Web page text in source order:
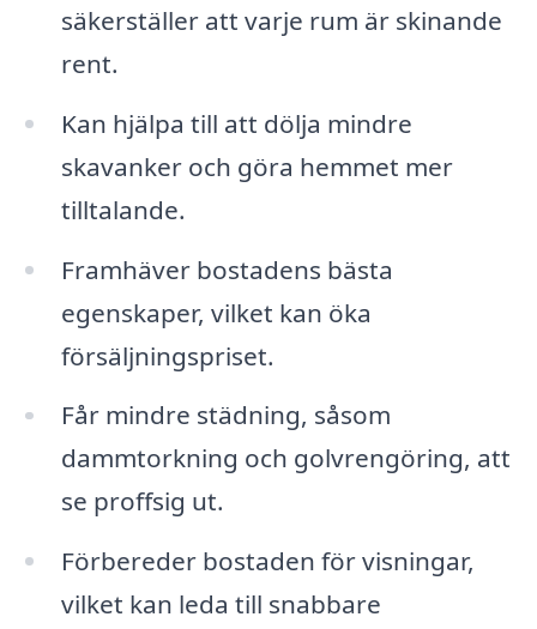
säkerställer att varje rum är skinande
rent.
Kan hjälpa till att dölja mindre
skavanker och göra hemmet mer
tilltalande.
Framhäver bostadens bästa
egenskaper, vilket kan öka
försäljningspriset.
Får mindre städning, såsom
dammtorkning och golvrengöring, att
se proffsig ut.
Förbereder bostaden för visningar,
vilket kan leda till snabbare